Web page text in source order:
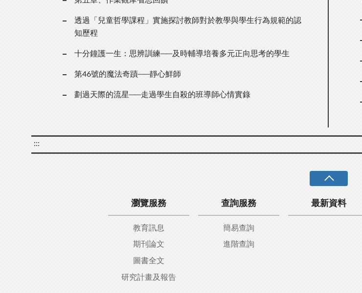
透過「兒童哲學課程」實施探討教師對於教學與學生行為規範的認
知歷程
十分鐘護一生：思辨訓練──及時輔導培養多元正向思考的學生
第46號的魔法奇蹟──靜心鮮師
劃過天際的流星──走過學生自殺的班導師心情實錄
:::
瀏覽服務
教育訊息
期刊論文
圖書全文
研究計畫及報告
查詢服務
簡易查詢
進階查詢
最新資料